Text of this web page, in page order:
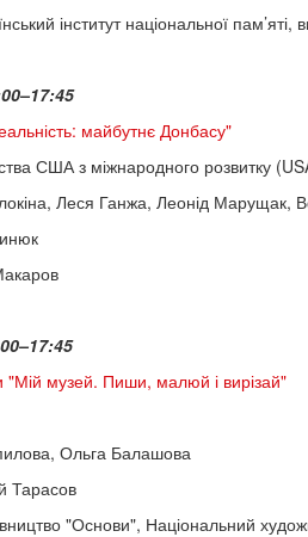
інститут національної пам’яті,
майбутнє Донбасу"
США з міжнародного розвитку
Леся Ганжа, Леонід
"Мій музей. Пиши, малюй і вирізай"
Ольга Балашова
Тарасов
"Основи", Національний